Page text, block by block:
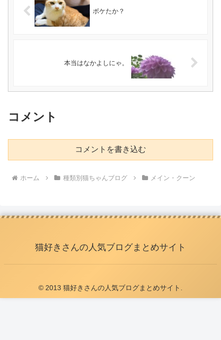
ボケたか？
本当はなかよしにゃ。
コメント
コメントを書き込む
ホーム 種類別猫ちゃんブログ メイン・クーン
猫好きさんの人気ブログまとめサイト
© 2013 猫好きさんの人気ブログまとめサイト.